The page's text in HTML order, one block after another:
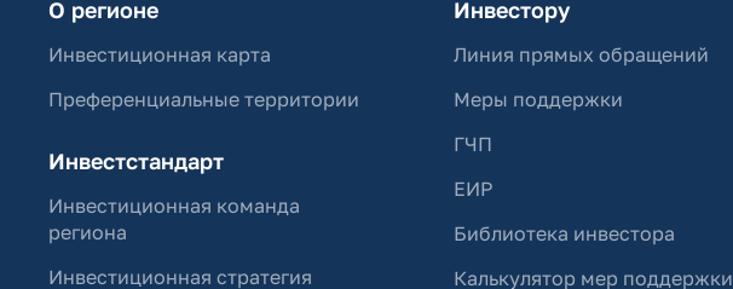
О регионе
Инвестиционная карта
Преференциальные территории
Инвестстандарт
Инвестиционная команда
региона
Инвестиционная стратегия
Инвестору
Линия прямых обращений
Меры поддержки
ГЧП
ЕИР
Библиотека инвестора
Калькулятор мер поддержки